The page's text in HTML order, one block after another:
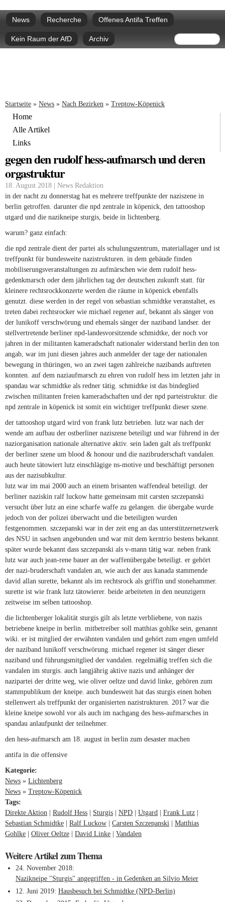
zum
Hauptmenü
News Recherche Offenes Antifa Treffen
Kein Raum der AfD Archiv Suche
Sie sind hier
Startseite » News » Nach Bezirken » Treptow-Köpenick
Home
Alle Artikel
Links
gegen den rudolf hess-aufmarsch und deren
orgastruktur
18. August 2018 | News Redaktion
in der nacht zu donnerstag hat es mehrere treffpunkte der naziszene in
berlin getroffen. darunter die npd zentrale in köpenick, den tattooshop
utgard und die nazikneipe sturgis, beide in lichtenberg.
warum? ganz einfach:
die npd zentrale dient der partei als schulungszentrum, materiallager und ist
treffpunkt für bundesweite nazistrukturen. in dem gebäude finden
mobiliserungsveranstaltungen zu aufmärschen wie dem rudolf hess-
gedenkmarsch oder dem jährlichen tag der deutschen zukunft statt. für
kleinere rechtsrockkonzerte werden die räume in köpenick ebenfalls
genutzt. diese werden in der regel von sebastian schmidtke veranstaltet, es
treten dabei rechtsrocker wie michael regener auf, bekannt als sänger von
der lunikoff verschwörung und ehemals sänger der naziband landser. der
stellvertretende berliner npd-landesvorsitzende schmidtke, der noch vor
jahren in der militanten kameradschaft nationaler widerstand berlin den ton
angab, war im juni diesen jahres auch anmelder der tage der nationalen
bewegung in thüringen, wo an zwei tagen zahlreiche nazibands auftreten
konnten. auf dem naziaufmarsch zu ehren von rudolf hess im letzten jahr in
spandau war schmidtke als redner tätig. schmidtke ist das bindeglied
zwischen militanten freien kameradschaften und der npd parteistruktur. die
npd zentrale in köpenick ist somit ein wichtiger treffpunkt dieser szene.
der tattooshop utgard wird von frank lutz betrieben. lutz war nach der
wende am aufbau der ostberliner naziszene beteiligt und war führend in der
naziorganisation nationale alternative aktiv. sein laden galt als treffpunkt
der berliner szene um blood & honour und die nazibruderschaft vandalen.
auch heute tätowiert lutz einschlägige ns-motive und beschäftigt personen
aus der nazisubkultur.
lutz war im mai 2000 auch an einem brisanten waffendeal beteiligt. der
berliner naziskin ralf luckow hatte gemeinsam mit carsten szczepanski
versucht über lutz an eine scharfe waffe zu gelangen. die übergabe wurde
jedoch von der polizei überwacht und die beteiligten wurden
festgenommen. szczepanski war in der zeit eng an das unterstützernetzwerk
des NSU in sachsen angebunden und war mit dem kerntrio bestens bekannt.
später wurde bekannt dass szczepanski als v-mann tätig war. neben frank
lutz war auch jean-rene bauer an der waffenübergabe beteiligt. er gehört
der nazi-bruderschaft vandalen an, wie auch der aus kanada stammende
david allan surette, bekannt als im rechtsrock als griffin und stonehammer.
surette ist wie frank lutz tätowierer. beide arbeiteten in den neunzigern
zeitweise im selben tattooshop.
die lichtenberger lokalität sturgis gilt als letzte verbliebene, von nazis
betriebene kneipe in berlin. mitbetreiber soll matthias gohlke sein, genannt
wiki. er ist mitglied der erwähnten vandalen und gehört zum engen umfeld
der naziband lunikoff verschwörung. michael regener ist sänger dieser
naziband und führungsmitglied der vandalen. regelmäßig treffen sich die
vandalen im sturgis. auch langjährig aktive nazis und anhänger der
nazipartei der dritte weg, wie oliver oeltze und david linke, gehören zum
stammpublikum der kneipe. auch bundesweit hat das sturgis einen hohen
stellenwert als treffpunkt der organisierten nazistrukturen. 2017 war die
kleine kneipe sowohl vor als auch im nachgang des hess-aufmarsches in
spandau anlaufpunkt der teilnehmer.
den hess-aufmarsch am 18. august in berlin zum desaster machen
antifa in die offensive
Kategorie:
News » Lichtenberg
News » Treptow-Köpenick
Tags:
Direkte Aktion
Rudolf Hess Sturgis NPD Utgard
Frank Lutz
Sebastian Schmidtke
Ralf Luckow Carsten Szczepanski
Matthias
Gohlke
Oliver Oeltze David Linke Vandalen
Weitere Artikel zum Thema
24. November 2018
Nazikneipe "Sturgis" angegriffen - in Gedenken an Silvio Meier
12. Juni 2019 Hausbesuch bei Schmidtke (NPD-Berlin)